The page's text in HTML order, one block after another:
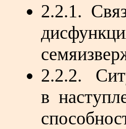
2.2.1.
2.2.2.
в